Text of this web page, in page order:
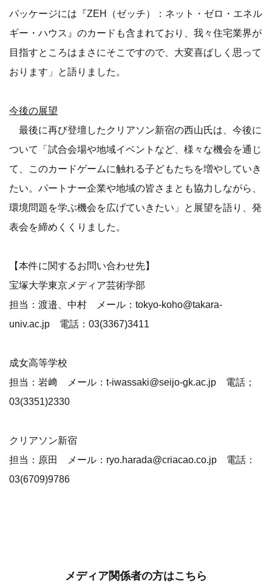
パッケージには『ZEH（ゼッチ）：ネット・ゼロ・エネル
ギー・ハウス』のカードも含まれており、我々住宅業界が
目指すところはまさにそこですので、大変喜ばしく思って
おります」と語りました。
今後の展望
最後に再び登壇したクリアソン新宿の西山氏は、今後に
ついて「試合会場や地域イベントなど、様々な機会を通じ
て、このカードゲームに触れる子どもたちを増やしていき
たい。パートナー企業や地域の皆さまとも協力しながら、
環境問題を学ぶ機会を広げていきたい」と展望を語り、発
表会を締めくくりました。
【本件に関するお問い合わせ先】
宝塚大学東京メディア芸術学部
担当：渡邉、中村 メール：tokyo-koho@takara-
univ.ac.jp 電話：03(3367)3411
成女高等学校
担当：岩﨑 メール：t-iwassaki@seijo-gk.ac.jp 電話；
03(3351)2330
クリアソン新宿
担当：原田 メール：ryo.harada@criacao.co.jp 電話：
03(6709)9786
メディア関係者の方はこちら